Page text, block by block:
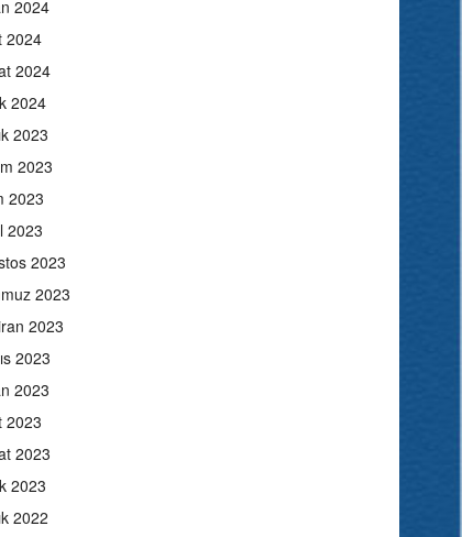
2024
2024
2024
2024
2023
2023
2023
2023
2023
2023
2023
2023
2023
2023
2023
2023
2022